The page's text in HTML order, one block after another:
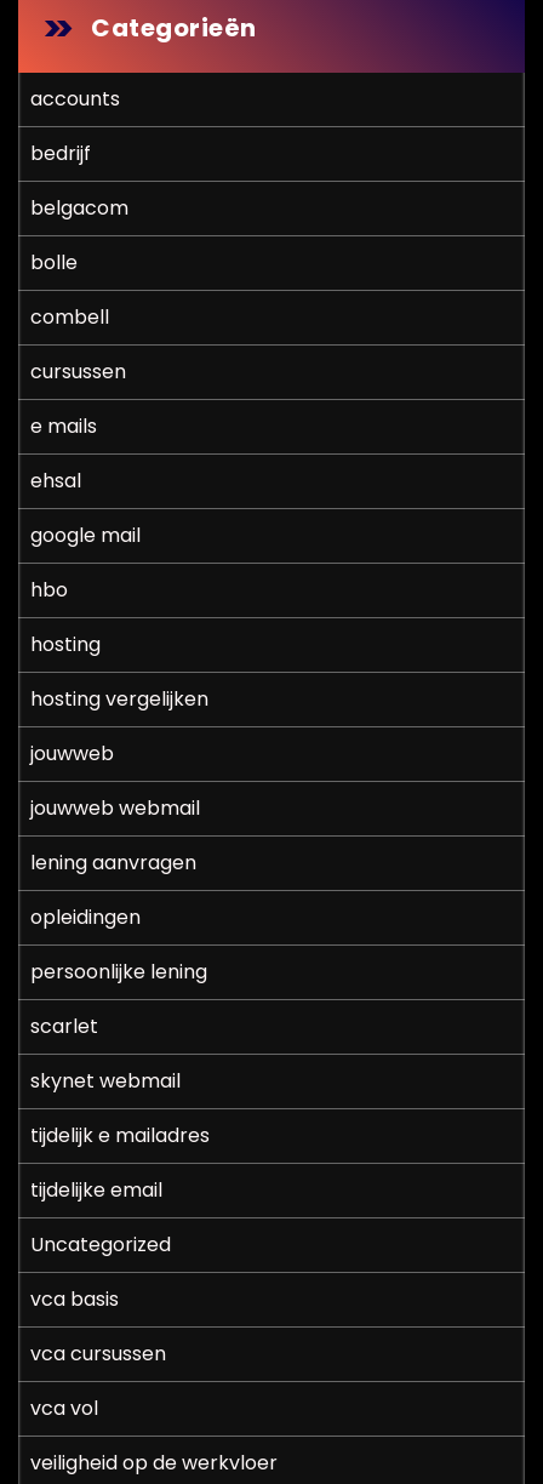
Categorieën
accounts
bedrijf
belgacom
bolle
combell
cursussen
e mails
ehsal
google mail
hbo
hosting
hosting vergelijken
jouwweb
jouwweb webmail
lening aanvragen
opleidingen
persoonlijke lening
scarlet
skynet webmail
tijdelijk e mailadres
tijdelijke email
Uncategorized
vca basis
vca cursussen
vca vol
veiligheid op de werkvloer